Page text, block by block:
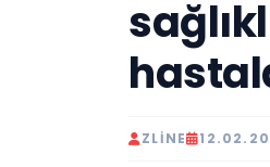
ZLINE